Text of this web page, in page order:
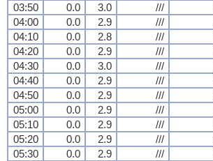
03:50
0.0 3.0 ///
04:00
0.0 2.9 ///
04:10
0.0 2.8 ///
04:20
0.0 2.9 ///
04:30
0.0 3.0 ///
04:40
0.0 2.9 ///
04:50
0.0 2.9 ///
05:00
0.0 2.9 ///
05:10
0.0 2.9 ///
05:20
0.0 2.9 ///
05:30
0.0 2.9 ///